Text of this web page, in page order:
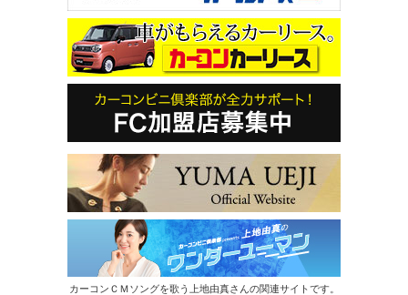
カーコンＣＭソングを歌う上地由真さんの関連サイトです。